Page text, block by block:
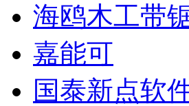
海鸥木工带
嘉能可
国泰新点软